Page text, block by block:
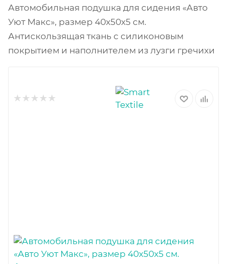
Автомобильная подушка для сидения «Авто
Уют Макс», размер 40х50х5 см.
Антискользящая ткань с силиконовым
покрытием и наполнителем из лузги гречихи